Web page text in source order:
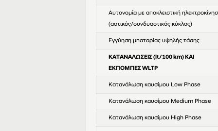
Αυτονομία με αποκλειστική
(αστικός/συνδυαστικός κύκλος)
Eγγύηση μπαταρίας υψηλής τάσης
ΚΑΤΑΝΑΛΩΣΕΙΣ (lt/100 km) ΚΑΙ
ΕΚΠΟΜΠΕΣ WLTP
Κατανάλωση καυσίμου Low Phase
Κατανάλωση καυσίμου Medium Phase
Κατανάλωση καυσίμου High Phase